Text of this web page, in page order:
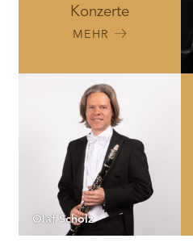
Konzerte
MEHR
Olaf Scholz